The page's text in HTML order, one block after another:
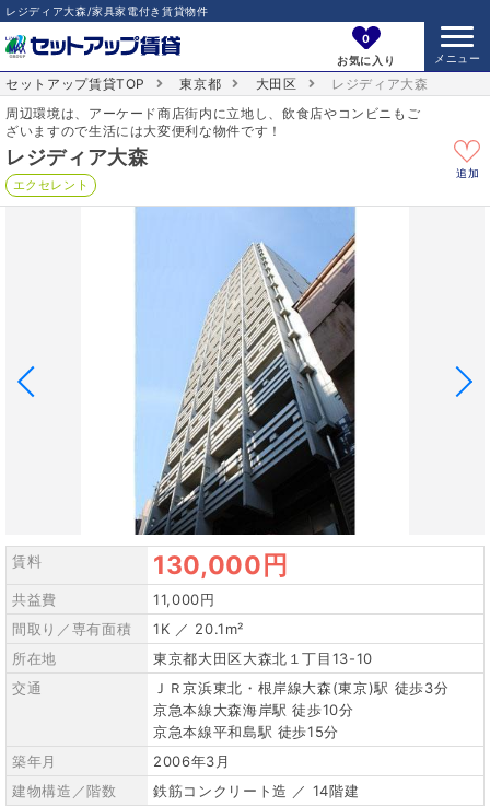
レジディア大森/家具家電付き賃貸物件
0
お気に入り
セットアップ賃貸TOP 東京都 大田区
レジディア大森
周辺環境は、アーケード商店街内に立地し、飲食店やコンビニもご
ざいますので生活には大変便利な物件です！
レジディア大森
エクセレント
追加
賃料 130,000円
共益費
11,000円
間取り／専有面積
1K ／ 20.1m²
所在地
東京都大田区大森北１丁目13-10
交通
ＪＲ京浜東北・根岸線大森(東京)駅 徒歩3分
京急本線大森海岸駅 徒歩10分
京急本線平和島駅 徒歩15分
築年月
2006年3月
建物構造／階数
鉄筋コンクリート造 ／ 14階建